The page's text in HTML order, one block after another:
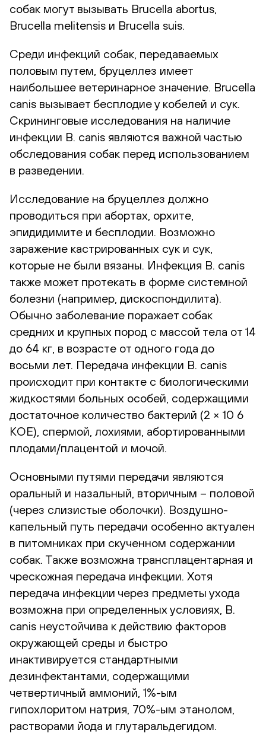
собак могут вызывать Brucella abortus,
Brucella melitensis и Brucella suis.
Среди инфекций собак, передаваемых
половым путем, бруцеллез имеет
наибольшее ветеринарное значение. Brucella
canis вызывает бесплодие у кобелей и сук.
Скрининговые исследования на наличие
инфекции B. canis являются важной частью
обследования собак перед использованием
в разведении.
Исследование на бруцеллез должно
проводиться при абортах, орхите,
эпидидимите и бесплодии. Возможно
заражение кастрированных сук и сук,
которые не были вязаны. Инфекция B. canis
также может протекать в форме системной
болезни (например, дискоспондилита).
Обычно заболевание поражает собак
средних и крупных пород с массой тела от 14
до 64 кг, в возрасте от одного года до
восьми лет. Передача инфекции B. canis
происходит при контакте с биологическими
жидкостями больных особей, содержащими
достаточное количество бактерий (2 × 10 6
КОЕ), спермой, лохиями, абортированными
плодами/плацентой и мочой.
Основными путями передачи являются
оральный и назальный, вторичным – половой
(через слизистые оболочки). Воздушно-
капельный путь передачи особенно актуален
в питомниках при скученном содержании
собак. Также возможна трансплацентарная и
чрескожная передача инфекции. Хотя
передача инфекции через предметы ухода
возможна при определенных условиях, B.
canis неустойчива к действию факторов
окружающей среды и быстро
инактивируется стандартными
дезинфектантами, содержащими
четвертичный аммоний, 1%-ым
гипохлоритом натрия, 70%-ым этанолом,
растворами йода и глутаральдегидом.